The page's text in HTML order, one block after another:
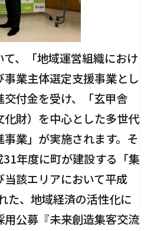
、「地域運営組織におけ
業主体選定支援事業とし
付金を受け、「玄甲舎
財）を中心とした多世代
業」が実施されます。そ
年度に町が建設する「集
該エリアにおいて平成
た、地域経済の活性化に
公募『未来創造集客交流